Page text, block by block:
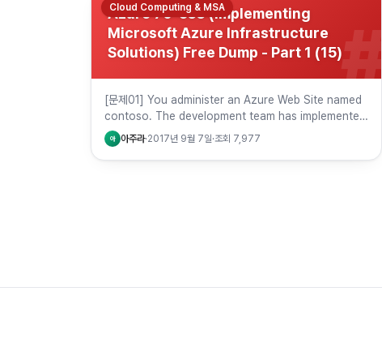
Azure 70-533 (Implementing
Microsoft Azure Infrastructure
Solutions) Free Dump - Part 1 (15)#
Cloud Computing & MSA
[문제01] You administer an Azure Web Site named
contoso. The development team has implemented
changes to the web…
아 아주라·2017년 9월 7일·조회 7,977